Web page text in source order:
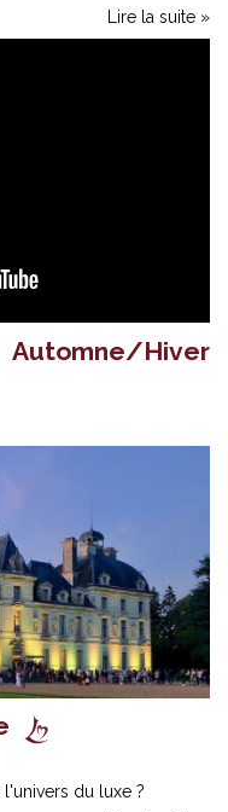
Lire la suite »
Hiver
du luxe ?